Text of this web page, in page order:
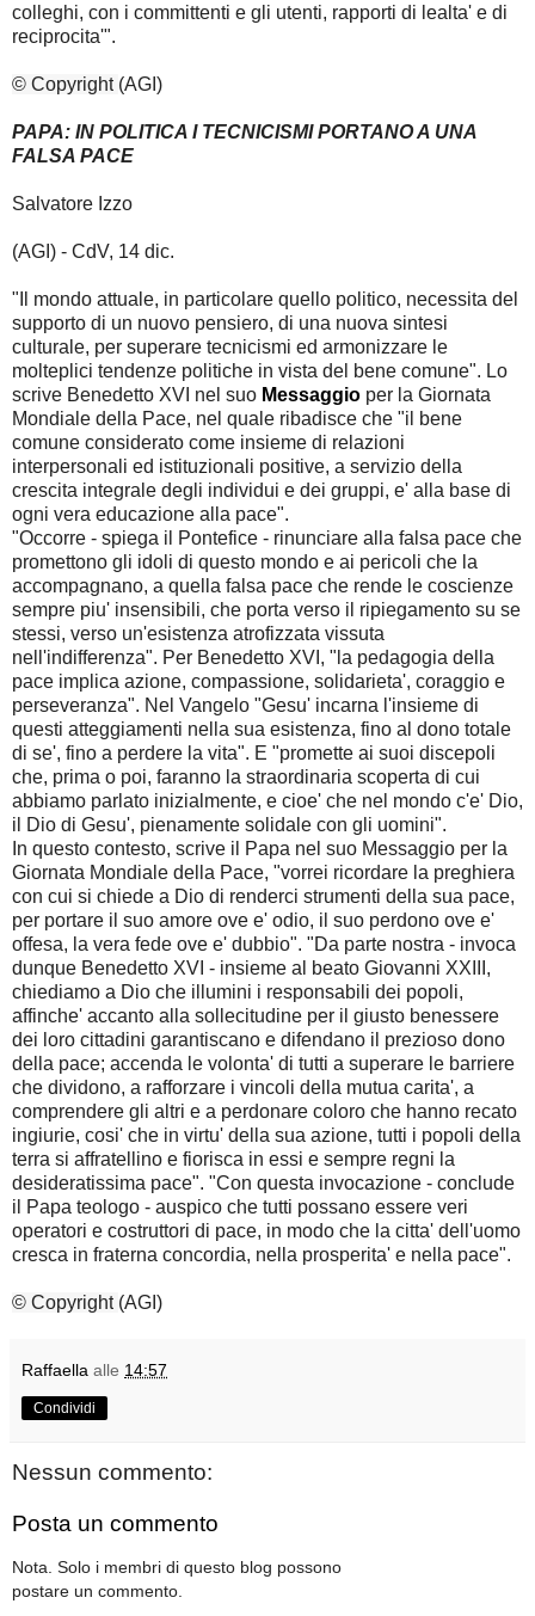
colleghi, con i committenti e gli utenti, rapporti di lealta' e di
reciprocita'".
© Copyright (AGI)
PAPA: IN POLITICA I TECNICISMI PORTANO A UNA
FALSA PACE
Salvatore Izzo
(AGI) - CdV, 14 dic.
"Il mondo attuale, in particolare quello politico, necessita del
supporto di un nuovo pensiero, di una nuova sintesi
culturale, per superare tecnicismi ed armonizzare le
molteplici tendenze politiche in vista del bene comune". Lo
scrive Benedetto XVI nel suo Messaggio per la Giornata
Mondiale della Pace, nel quale ribadisce che "il bene
comune considerato come insieme di relazioni
interpersonali ed istituzionali positive, a servizio della
crescita integrale degli individui e dei gruppi, e' alla base di
ogni vera educazione alla pace".
"Occorre - spiega il Pontefice - rinunciare alla falsa pace che
promettono gli idoli di questo mondo e ai pericoli che la
accompagnano, a quella falsa pace che rende le coscienze
sempre piu' insensibili, che porta verso il ripiegamento su se
stessi, verso un'esistenza atrofizzata vissuta
nell'indifferenza". Per Benedetto XVI, "la pedagogia della
pace implica azione, compassione, solidarieta', coraggio e
perseveranza". Nel Vangelo "Gesu' incarna l'insieme di
questi atteggiamenti nella sua esistenza, fino al dono totale
di se', fino a perdere la vita". E "promette ai suoi discepoli
che, prima o poi, faranno la straordinaria scoperta di cui
abbiamo parlato inizialmente, e cioe' che nel mondo c'e' Dio,
il Dio di Gesu', pienamente solidale con gli uomini".
In questo contesto, scrive il Papa nel suo Messaggio per la
Giornata Mondiale della Pace, "vorrei ricordare la preghiera
con cui si chiede a Dio di renderci strumenti della sua pace,
per portare il suo amore ove e' odio, il suo perdono ove e'
offesa, la vera fede ove e' dubbio". "Da parte nostra - invoca
dunque Benedetto XVI - insieme al beato Giovanni XXIII,
chiediamo a Dio che illumini i responsabili dei popoli,
affinche' accanto alla sollecitudine per il giusto benessere
dei loro cittadini garantiscano e difendano il prezioso dono
della pace; accenda le volonta' di tutti a superare le barriere
che dividono, a rafforzare i vincoli della mutua carita', a
comprendere gli altri e a perdonare coloro che hanno recato
ingiurie, cosi' che in virtu' della sua azione, tutti i popoli della
terra si affratellino e fiorisca in essi e sempre regni la
desideratissima pace". "Con questa invocazione - conclude
il Papa teologo - auspico che tutti possano essere veri
operatori e costruttori di pace, in modo che la citta' dell'uomo
cresca in fraterna concordia, nella prosperita' e nella pace".
© Copyright (AGI)
Raffaella alle 14:57
Condividi
Nessun commento:
Posta un commento
Nota. Solo i membri di questo blog possono
postare un commento.